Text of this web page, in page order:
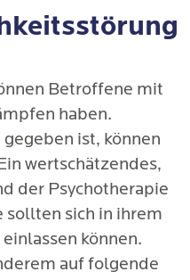
Betroffene mit
haben.
ist, können
wertschätzendes,
der Psychotherapie
sich in ihrem
können.
auf folgende